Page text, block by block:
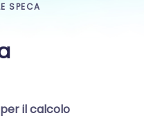
SPECA
il calcolo